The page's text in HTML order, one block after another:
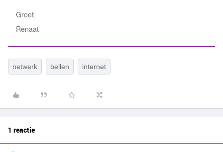
Groet,
Renaat
netwerk bellen internet
1 reactie